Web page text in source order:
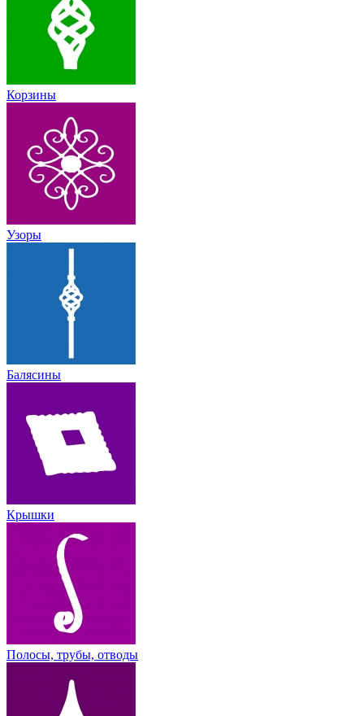
Корзины
Узоры
Балясины
Крышки
Полосы, трубы, отводы